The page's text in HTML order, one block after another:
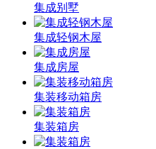
集成别墅
集成轻钢木屋
集成房屋
集装移动箱房
集装箱房